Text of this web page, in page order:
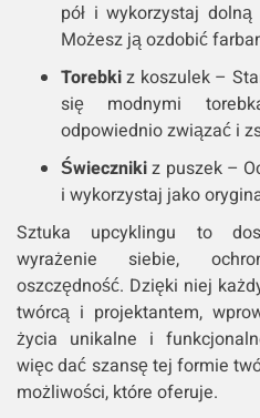
pół i wykorzystaj
Możesz ją ozdobić
Torebkiz koszulek –
się modnymi
odpowiednio związać i
Świecznikiz puszek –
i wykorzystaj jako
Sztuka upcyklingu to
wyrażenie siebie,
oszczędność. Dzięki niej
twórcą i projektantem,
życia unikalne i
więc dać szansę tej formie
możliwości, które oferuje.